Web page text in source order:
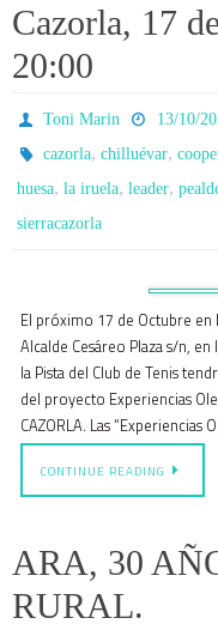
Cazorla, 17
20:00
Toni Marin 13/10/
cazorla,chilluévar,
huesa, la iruela, leader,
sierracazorla
El próximo 17 de Octubre en
Alcalde Cesáreo Plaza s/n,
la Pista del Club de Tenis
del proyecto Experiencias
CAZORLA. Las “Experiencias
CONTINUE READING
ARA, 30
RURAL.